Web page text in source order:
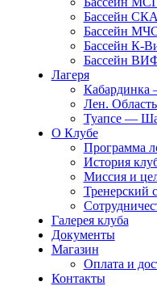
Бассейн СКА
Бассейн
Бассейн К-
Бассейн
Лагеря
Лен.
Туапсе —
О Клубе
Программа
История
Миссия и
Тренерский
Галерея клуба
Документы
Магазин
Оплата и
Контакты